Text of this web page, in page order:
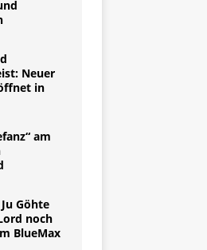
Neuer
in
am
Göhte
noch
BlueMax